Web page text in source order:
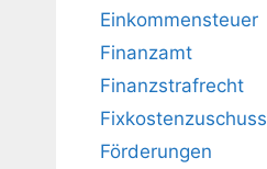
Einkommensteuer
Finanzamt
Finanzstrafrecht
Fixkostenzuschuss
Förderungen